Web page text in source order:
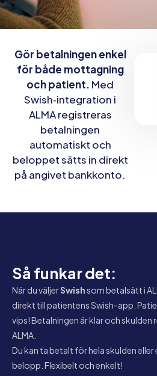
Gör betalningen enkel
för både mottagning
och patient. Med
Swish‑integration i
ALMA registreras
betalningen
automatiskt och
beloppet sätts in direkt
på angivet bankkonto.
Så funkar det:
När du väljerSwishsom betalsätt i
direkt till patientens Swish-app.
vips! Betalningen är klar och
ALMA.
Du kan ta betalt för hela skulden
belopp. Flexibelt och enkelt!